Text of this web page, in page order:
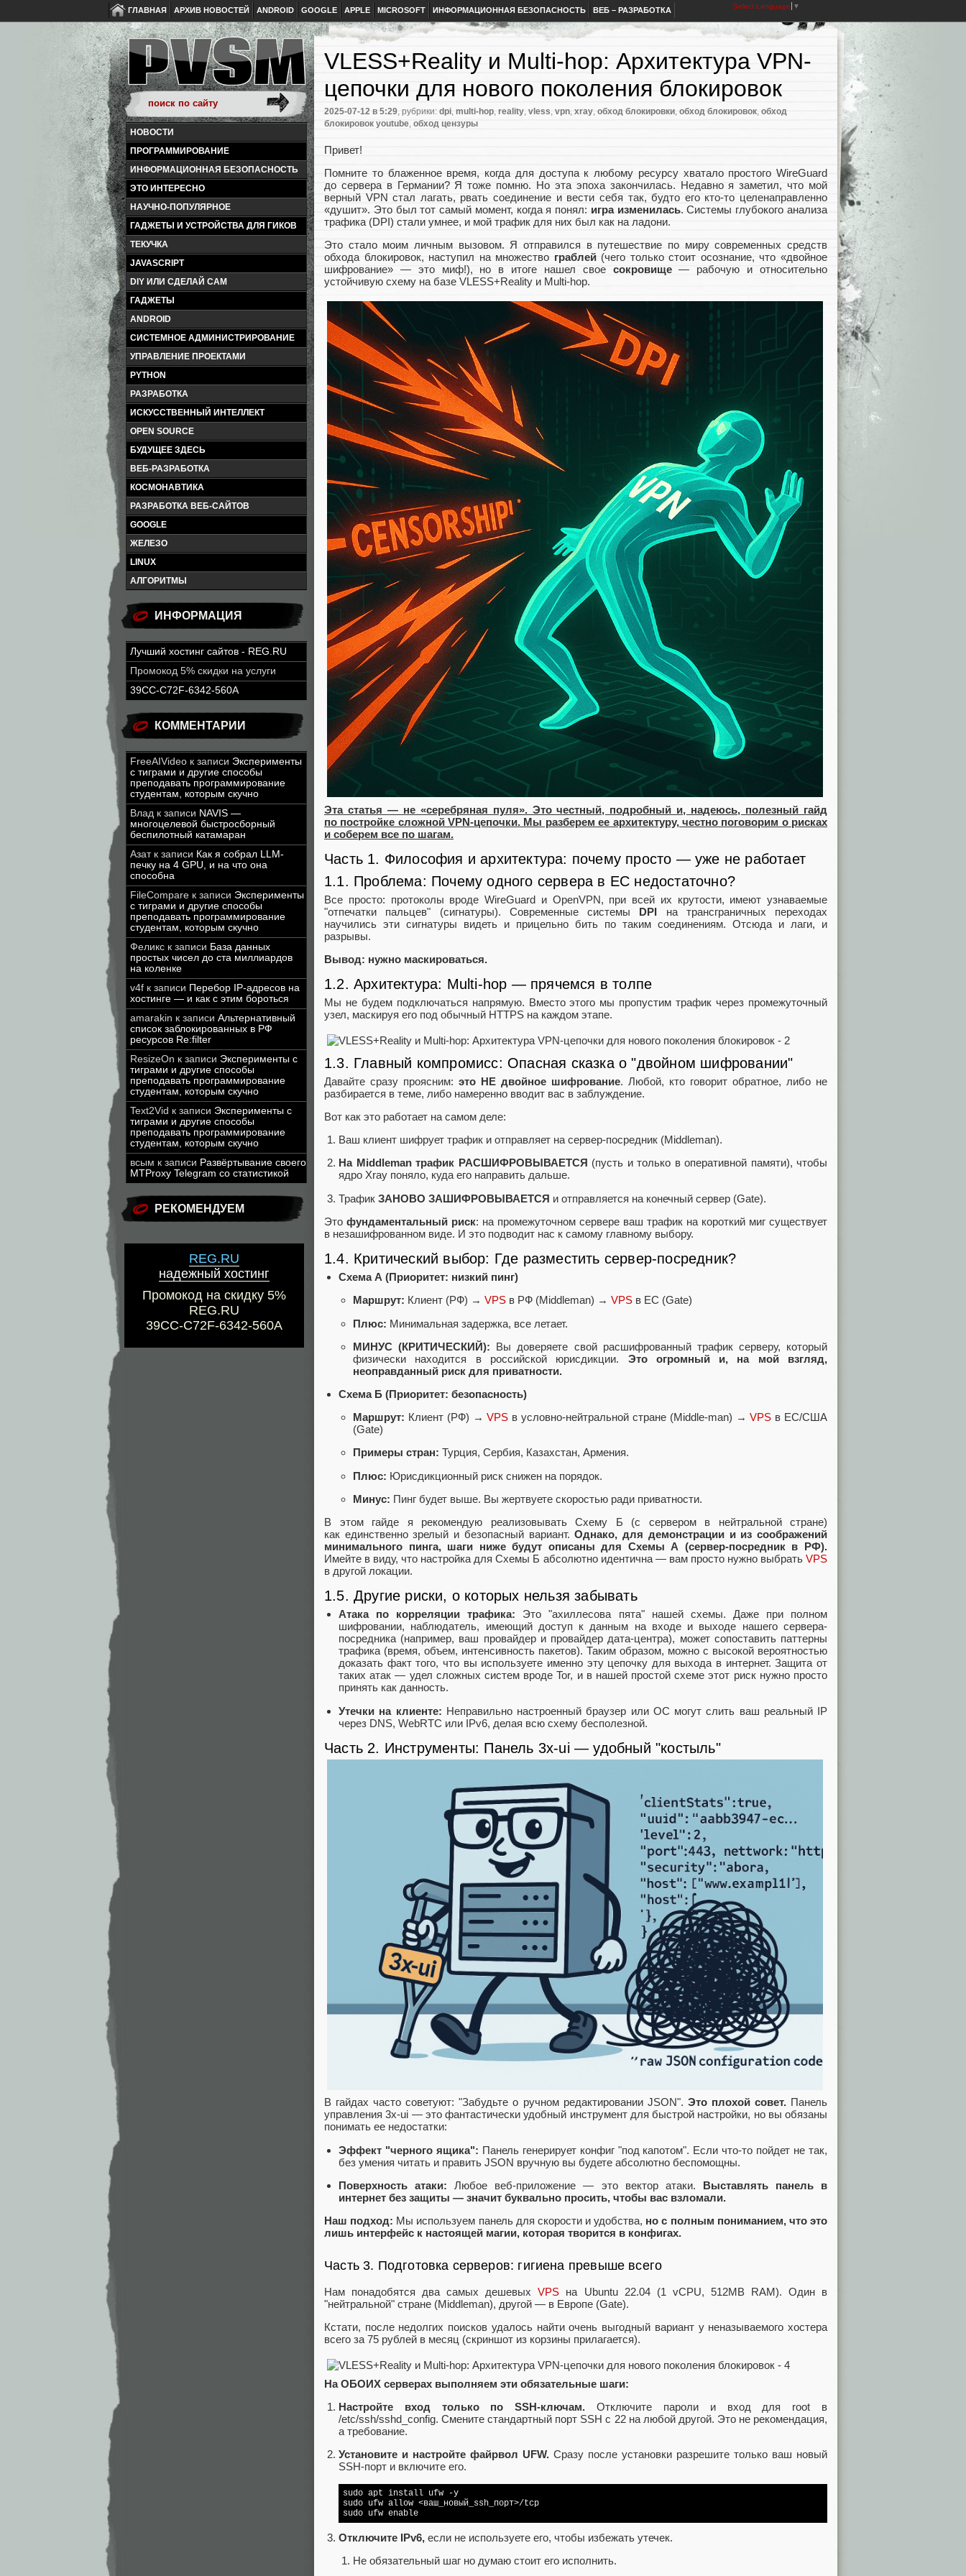
ГЛАВНАЯ АРХИВ НОВОСТЕЙ ANDROID GOOGLE APPLE MICROSOFT ИНФОРМАЦИОННАЯ БЕЗОПАСНОСТЬ ВЕБ – РАЗРАБОТКА Select Language ▼
НОВОСТИ
ПРОГРАММИРОВАНИЕ
ИНФОРМАЦИОННАЯ БЕЗОПАСНОСТЬ
ЭТО ИНТЕРЕСНО
НАУЧНО-ПОПУЛЯРНОЕ
ГАДЖЕТЫ И УСТРОЙСТВА ДЛЯ ГИКОВ
ТЕКУЧКА
JAVASCRIPT
DIY ИЛИ СДЕЛАЙ САМ
ГАДЖЕТЫ
ANDROID
СИСТЕМНОЕ АДМИНИСТРИРОВАНИЕ
УПРАВЛЕНИЕ ПРОЕКТАМИ
PYTHON
РАЗРАБОТКА
ИСКУССТВЕННЫЙ ИНТЕЛЛЕКТ
OPEN SOURCE
БУДУЩЕЕ ЗДЕСЬ
ВЕБ-РАЗРАБОТКА
КОСМОНАВТИКА
РАЗРАБОТКА ВЕБ-САЙТОВ
GOOGLE
ЖЕЛЕЗО
LINUX
АЛГОРИТМЫ
ИНФОРМАЦИЯ
Лучший хостинг сайтов - REG.RU
Промокод 5% скидки на услуги
39CC-C72F-6342-560A
КОММЕНТАРИИ
FreeAIVideo к записи Эксперименты
с тиграми и другие способы
преподавать программирование
студентам, которым скучно
Влад к записи NAVIS —
многоцелевой быстросборный
беспилотный катамаран
Азатк записи Как я собрал LLM-
печку на 4 GPU, и на что она
способна
FileCompare к записи Эксперименты
с тиграми и другие способы
преподавать программирование
студентам, которым скучно
Феликс к записи База данных
простых чисел до ста миллиардов
на коленке
v4f к записи Перебор IP-адресов на
хостинге — и как с этим бороться
amarakin к записи Альтернативный
список заблокированных в РФ
ресурсов Re:filter
ResizeOn к записи Эксперименты с
тиграми и другие способы
преподавать программирование
студентам, которым скучно
Text2Vid к записи Эксперименты с
тиграми и другие способы
преподавать программирование
студентам, которым скучно
всым к записи Развёртывание своего
MTProxy Telegram со статистикой
РЕКОМЕНДУЕМ
REG.RU
надежный хостинг
Промокод на скидку 5%
REG.RU
39CC-C72F-6342-560A
VLESS+Reality и Multi-hop: Архитектура VPN-
цепочки для нового поколения блокировок
2025-07-12 в 5:29, рубрики: dpi, multi-hop, reality, vless, vpn, xray, обход блокировки, обход блокировок, обход
блокировок youtube, обход цензуры
Привет!
Помните то блаженное время, когда для доступа к любому ресурсу хватало простого WireGuard
до сервера в Германии? Я тоже помню. Но эта эпоха закончилась. Недавно я заметил, что мой
верный VPN стал лагать, рвать соединение и вести себя так, будто его кто‑то целенаправленно
«душит». Это был тот самый момент, когда я понял: игра изменилась. Системы глубокого анализа
трафика (DPI) стали умнее, и мой трафик для них был как на ладони.
Это стало моим личным вызовом. Я отправился в путешествие по миру современных средств
обхода блокировок, наступил на множество граблей(чего только стоит осознание, что «двойное
шифрование» — это миф!), но в итоге нашел свое сокровище— рабочую и относительно
устойчивую схему на базе VLESS+Reality и Multi‑hop.
Эта статья — не «серебряная пуля». Это честный, подробный и, надеюсь, полезный гайд
по постройке сложной VPN‑цепочки. Мы разберем ее архитектуру, честно поговорим о рисках
и соберем все по шагам.
Часть 1. Философия и архитектура: почему просто — уже не работает
1.1. Проблема: Почему одного сервера в ЕС недостаточно?
Все просто: протоколы вроде WireGuard и OpenVPN, при всей их крутости, имеют узнаваемые
"отпечатки пальцев" (сигнатуры). Современные системы DPI на трансграничных переходах
научились эти сигнатуры видеть и прицельно бить по таким соединениям. Отсюда и лаги, и
разрывы.
Вывод: нужно маскироваться.
1.2. Архитектура: Multi-hop — прячемся в толпе
Мы не будем подключаться напрямую. Вместо этого мы пропустим трафик через промежуточный
узел, маскируя его под обычный HTTPS на каждом этапе.
1.3. Главный компромисс: Опасная сказка о "двойном шифровании"
Давайте сразу проясним: это НЕ двойное шифрование. Любой, кто говорит обратное, либо не
разбирается в теме, либо намеренно вводит вас в заблуждение.
Вот как это работает на самом деле:
Ваш клиент шифрует трафик и отправляет на сервер‑посредник (Middleman).
На Middleman трафик РАСШИФРОВЫВАЕТСЯ (пусть и только в оперативной памяти), чтобы
ядро Xray поняло, куда его направить дальше.
Трафик ЗАНОВО ЗАШИФРОВЫВАЕТСЯ и отправляется на конечный сервер (Gate).
Это фундаментальный риск: на промежуточном сервере ваш трафик на короткий миг существует
в незашифрованном виде. И это подводит нас к самому главному выбору.
1.4. Критический выбор: Где разместить сервер-посредник?
Схема А (Приоритет: низкий пинг)
Маршрут: Клиент (РФ) → VPS в РФ (Middleman) → VPS в ЕС (Gate)
Плюс: Минимальная задержка, все летает.
МИНУС (КРИТИЧЕСКИЙ): Вы доверяете свой расшифрованный трафик серверу, который
физически находится в российской юрисдикции. Это огромный и, на мой взгляд,
неоправданный риск для приватности.
Схема Б (Приоритет: безопасность)
Маршрут: Клиент (РФ) →VPS в условно-нейтральной стране (Middle-man) →VPS в ЕС/США
(Gate)
Примеры стран: Турция, Сербия, Казахстан, Армения.
Плюс: Юрисдикционный риск снижен на порядок.
Минус: Пинг будет выше. Вы жертвуете скоростью ради приватности.
В этом гайде я рекомендую реализовывать Схему Б (с сервером в нейтральной стране)
как единственно зрелый и безопасный вариант.Однако, для демонстрации и из соображений
минимального пинга, шаги ниже будут описаны для Схемы А (сервер‑посредник в РФ).
Имейте в виду, что настройка для Схемы Б абсолютно идентична — вам просто нужно выбрать VPS
в другой локации.
1.5. Другие риски, о которых нельзя забывать
Атака по корреляции трафика: Это "ахиллесова пята" нашей схемы. Даже при полном
шифровании, наблюдатель, имеющий доступ к данным на входе и выходе нашего сервера-
посредника (например, ваш провайдер и провайдер дата-центра), может сопоставить паттерны
трафика (время, объем, интенсивность пакетов). Таким образом, можно с высокой вероятностью
доказать факт того, что вы используете именно эту цепочку для выхода в интернет. Защита от
таких атак — удел сложных систем вроде Tor, и в нашей простой схеме этот риск нужно просто
принять как данность.
Утечки на клиенте: Неправильно настроенный браузер или ОС могут слить ваш реальный IP
через DNS, WebRTC или IPv6, делая всю схему бесполезной.
Часть 2. Инструменты: Панель 3x-ui — удобный "костыль"
В гайдах часто советуют: "Забудьте о ручном редактировании JSON". Это плохой совет.Панель
управления 3x-ui — это фантастически удобный инструмент для быстрой настройки, но вы обязаны
понимать ее недостатки:
Эффект "черного ящика": Панель генерирует конфиг "под капотом". Если что-то пойдет не так,
без умения читать и править JSON вручную вы будете абсолютно беспомощны.
Поверхность атаки: Любое веб-приложение — это вектор атаки. Выставлять панель в
интернет без защиты — значит буквально просить, чтобы вас взломали.
Наш подход: Мы используем панель для скорости и удобства, но с полным пониманием, что это
лишь интерфейс к настоящей магии, которая творится в конфигах.
Часть 3. Подготовка серверов: гигиена превыше всего
Нам понадобятся два самых дешевыхVPS на Ubuntu 22.04 (1 vCPU, 512MB RAM). Один в
"нейтральной" стране (Middleman), другой — в Европе (Gate).
Кстати, после недолгих поисков удалось найти очень выгодный вариант у неназываемого хостера
всего за 75 рублей в месяц (скриншот из корзины прилагается).
На ОБОИХ серверах выполняем эти обязательные шаги:
Настройте вход только по SSH-ключам. Отключите пароли и вход для root в
/etc/ssh/sshd_config. Смените стандартный порт SSH с 22 на любой другой. Это не рекомендация,
а требование.
Установите и настройте файрвол UFW. Сразу после установки разрешите только ваш новый
SSH-порт и включите его.
sudo apt install ufw -y
sudo ufw allow <ваш_новый_ssh_порт>/tcp
sudo ufw enable
Отключите IPv6, если не используете его, чтобы избежать утечек.
Не обязательный шаг но думаю стоит его исполнить.